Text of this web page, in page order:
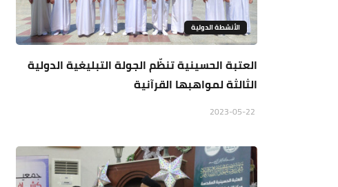
الأنشطة الدولية
العتبة الحسينية تنظّم الجولة التبليغية الدولية
الثالثة لمواهبها القرآنية